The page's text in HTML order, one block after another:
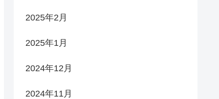
2025年2月
2025年1月
2024年12月
2024年11月